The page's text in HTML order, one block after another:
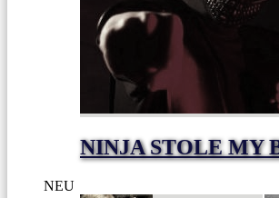
NINJA STOLE MY
NEU